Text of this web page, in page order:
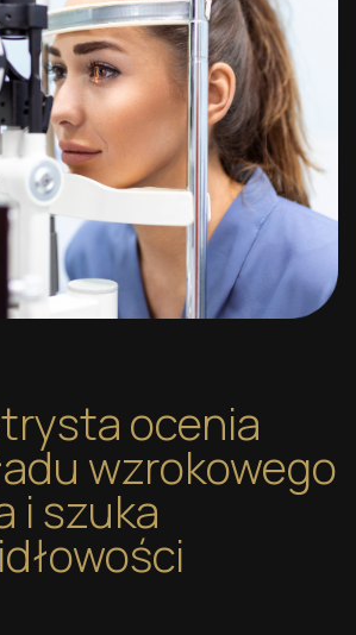
ocenia
wzrokowego
i szuka